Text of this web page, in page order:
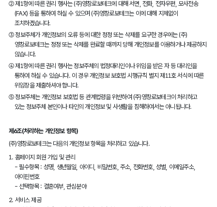
②제1항에 따른 권리 행사는 (주)영창로보테크에 대해 서면, 전화, 전자우편, 모사전송
(FAX) 등을 통하여 하실 수 있으며 (주)영창로보테크는 이에 대해 지체없이
조치하겠습니다.
③정보주체가 개인정보의 오류 등에 대한 정정 또는 삭제를 요구한 경우에는 (주)
영창로보테크는 정정 또는 삭제를 완료할 때까지 당해 개인정보를 이용하거나 제공하지
않습니다.
④제1항에 따른 권리 행사는 정보주체의 법정대리인이나 위임을 받은 자 등 대리인을
통하여 하실 수 있습니다. 이 경우 개인정보 보호법 시행규칙 별지 제11호 서식에 따른
위임장을 제출하셔야 합니다.
⑤정보주체는 개인정보 보호법 등 관계법령을 위반하여 (주)영창로보테크이 처리하고
있는 정보주체 본인이나 타인의 개인정보 및 사생활을 침해하여서는 아니됩니다.
제6조(처리하는 개인정보 항목)
(주)영창로보테크는 다음의 개인정보 항목을 처리하고 있습니다.
1. 홈페이지 회원 가입 및 관리
- 필수항목 : 성명, 생년월일, 아이디, 비밀번호, 주소, 전화번호, 성별, 이메일주소,
아이핀번호
- 선택항목 : 결혼여부, 관심분야
2. 서비스 제공